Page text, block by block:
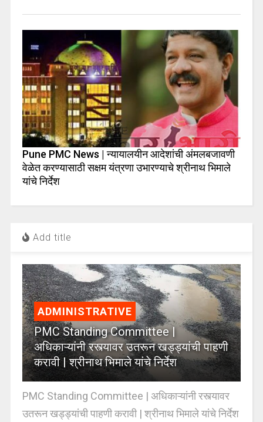
Pune PMC News | न्यायालयीन आदेशांची अंमलबजावणी
वेळेत करण्यासाठी सक्षम यंत्रणा उभारण्याचे श्रीनाथ भिमाले
यांचे निर्देश
Add title
ADMINISTRATIVE
PMC Standing Committee |
अधिकाऱ्यांनी रस्त्यावर उतरून खड्ड्यांची पाहणी
करावी | श्रीनाथ भिमाले यांचे निर्देश
PMC Standing Committee | अधिकाऱ्यांनी रस्त्यावर
उतरून खड्ड्यांची पाहणी करावी | श्रीनाथ भिमाले यांचे निर्देश